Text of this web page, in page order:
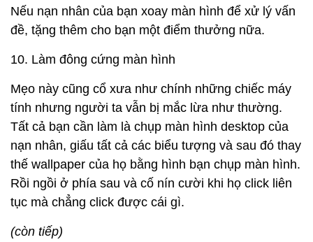
Nếu nạn nhân của bạn xoay màn hình để xử lý vấn
đề, tặng thêm cho bạn một điểm thưởng nữa.
10. Làm đông cứng màn hình
Mẹo này cũng cổ xưa như chính những chiếc máy
tính nhưng người ta vẫn bị mắc lừa như thường.
Tất cả bạn cần làm là chụp màn hình desktop của
nạn nhân, giấu tất cả các biểu tượng và sau đó thay
thế wallpaper của họ bằng hình bạn chụp màn hình.
Rồi ngồi ở phía sau và cố nín cười khi họ click liên
tục mà chẳng click được cái gì.
(còn tiếp)